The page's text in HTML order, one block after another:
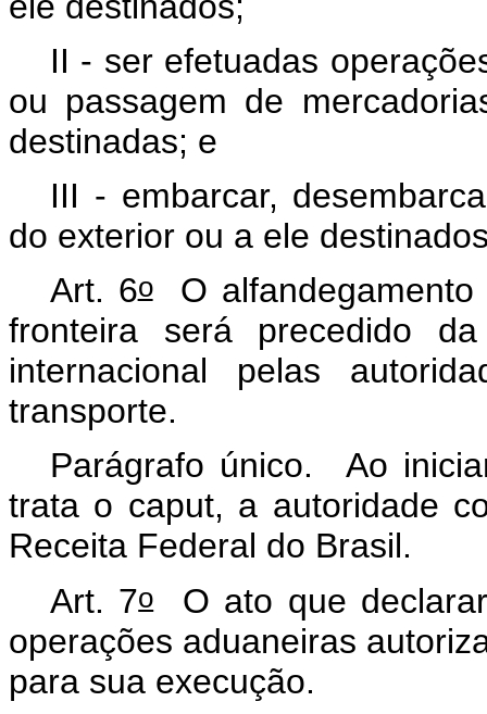
II - ser efetuadas
ou passagem de
destinadas; e
III - embarcar,
do exterior ou a ele
Art. 6oO alfandegamento
fronteira será precedido
internacional pelas
transporte.
Parágrafo único. Ao
trata o caput, a autoridade
Receita Federal do Brasil.
Art. 7oO ato que declarar
operações aduaneiras
para sua execução.